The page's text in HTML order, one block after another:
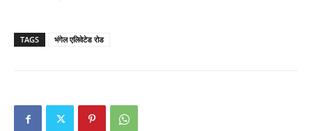
TAGS भंगेल एलिवेटेड रोड